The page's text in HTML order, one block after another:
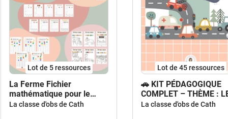
Lot de 5 ressources
La Ferme Fichier
mathématique pour le
cycle 1
La classe d'obs de Cath
Lot de 45 ressources
🚗 KIT PÉDAGOGIQUE
COMPLET – THÈME :
VÉHICULES 🚙
La classe d'obs de Cath